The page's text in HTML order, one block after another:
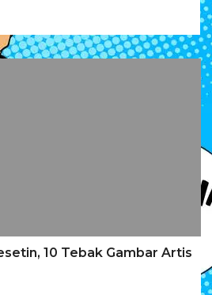
10 Tebak Gambar Artis